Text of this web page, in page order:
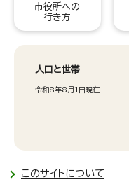
市役所への
行き方
人口と世帯
令和8年8月1日現在
このサイトについて